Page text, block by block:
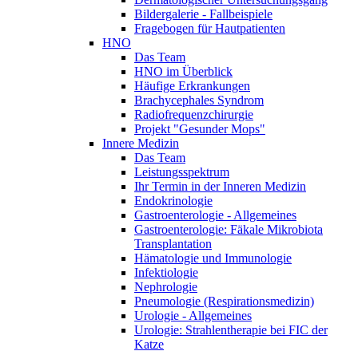
Bildergalerie - Fallbeispiele
Fragebogen für Hautpatienten
HNO
Das Team
HNO im Überblick
Häufige Erkrankungen
Brachycephales Syndrom
Radiofrequenzchirurgie
Projekt "Gesunder Mops"
Innere Medizin
Das Team
Leistungsspektrum
Ihr Termin in der Inneren Medizin
Endokrinologie
Gastroenterologie - Allgemeines
Gastroenterologie: Fäkale Mikrobiota
Transplantation
Hämatologie und Immunologie
Infektiologie
Nephrologie
Pneumologie (Respirationsmedizin)
Urologie - Allgemeines
Urologie: Strahlentherapie bei FIC der
Katze